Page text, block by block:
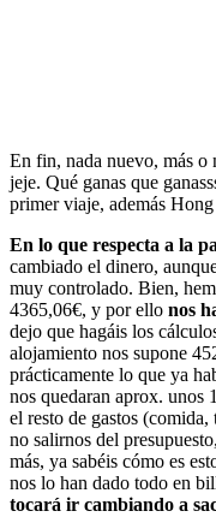
En fin, nada nuevo, más o
jeje. Qué ganas que
primer viaje, además
En lo que respecta a la
cambiado el dinero,
muy controlado. Bien,
4365,06€, y por ello nos
dejo que hagáis los
alojamiento nos supone
prácticamente lo que ya
nos quedaran aprox. unos
el resto de gastos
no salirnos del
más, ya sabéis cómo es
nos lo han dado todo en
tocará ir cambiando a